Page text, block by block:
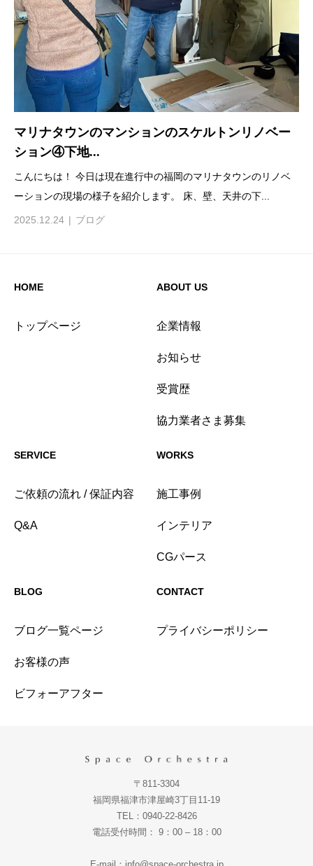
マリナタウンのマンションのスケルトンリノベー
ション④下地...
こんにちは！ 今日は現在進行中の福岡のマリナタウンのリノベ
ーションの現場の様子を紹介します。 床、壁、天井の下...
2025.12.24 ブログ
HOME
トップページ
ABOUT US
企業情報
お知らせ
受賞歴
協力業者さま募集
SERVICE
ご依頼の流れ / 保証内容
Q&A
WORKS
施工事例
インテリア
CGパース
BLOG
ブログ一覧ページ
お客様の声
ビフォーアフター
CONTACT
プライバシーポリシー
〒811-3304
福岡県福津市津屋崎3丁目11-19
TEL：0940-22-8426
電話受付時間： 9：00 – 18：00